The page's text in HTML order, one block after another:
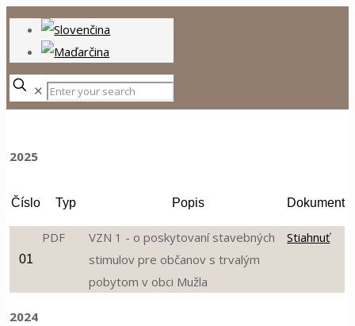
✕
2025
Číslo Typ Popis Dokument
01
PDF
VZN 1 - o poskytovaní stavebných
stimulov pre občanov s trvalým
pobytom v obci Mužla
Stiahnuť
2024